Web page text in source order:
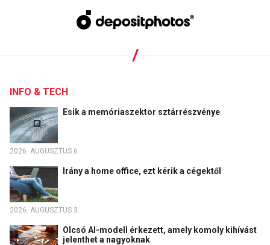
INFO & TECH
Esik a memóriaszektor sztárrészvénye
2026. AUGUSZTUS 6.
Irány a home office, ezt kérik a cégektől
2026. AUGUSZTUS 3.
Olcsó AI-modell érkezett, amely komoly kihívást
jelenthet a nagyoknak